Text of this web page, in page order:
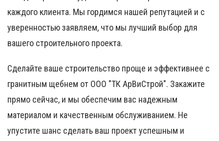
каждого клиента. Мы гордимся нашей репутацией и с
уверенностью заявляем, что мы лучший выбор для
вашего строительного проекта.
Сделайте ваше строительство проще и эффективнее с
гранитным щебнем от ООО "ТК АрВиСтрой". Закажите
прямо сейчас, и мы обеспечим вас надежным
материалом и качественным обслуживанием. Не
упустите шанс сделать ваш проект успешным и